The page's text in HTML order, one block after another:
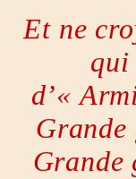
Et ne
qui
d’«
Grande